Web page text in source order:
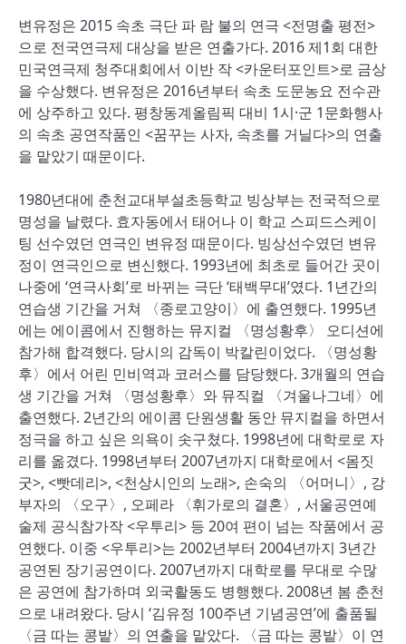
변유정은 2015 속초 극단 파 람 불의 연극 <전명출 평전>
으로 전국연극제 대상을 받은 연출가다. 2016 제1회 대한
민국연극제 청주대회에서 이반 작 <카운터포인트>로 금상
을 수상했다. 변유정은 2016년부터 속초 도문농요 전수관
에 상주하고 있다. 평창동계올림픽 대비 1시·군 1문화행사
의 속초 공연작품인 <꿈꾸는 사자, 속초를 거닐다>의 연출
을 맡았기 때문이다.
1980년대에 춘천교대부설초등학교 빙상부는 전국적으로
명성을 날렸다. 효자동에서 태어나 이 학교 스피드스케이
팅 선수였던 연극인 변유정 때문이다. 빙상선수였던 변유
정이 연극인으로 변신했다. 1993년에 최초로 들어간 곳이
나중에 ‘연극사회’로 바뀌는 극단 ‘태백무대’였다. 1년간의
연습생 기간을 거쳐 〈종로고양이〉에 출연했다. 1995년
에는 에이콤에서 진행하는 뮤지컬 〈명성황후〉 오디션에
참가해 합격했다. 당시의 감독이 박칼린이었다. 〈명성황
후〉에서 어린 민비역과 코러스를 담당했다. 3개월의 연습
생 기간을 거쳐 〈명성황후〉와 뮤직컬 〈겨울나그네〉에
출연했다. 2년간의 에이콤 단원생활 동안 뮤지컬을 하면서
정극을 하고 싶은 의욕이 솟구쳤다. 1998년에 대학로로 자
리를 옮겼다. 1998년부터 2007년까지 대학로에서 <몸짓
굿>, <빳데리>, <천상시인의 노래>, 손숙의 〈어머니〉, 강
부자의 〈오구〉, 오페라 〈휘가로의 결혼〉, 서울공연예
술제 공식참가작 <우투리> 등 20여 편이 넘는 작품에서 공
연했다. 이중 <우투리>는 2002년부터 2004년까지 3년간
공연된 장기공연이다. 2007년까지 대학로를 무대로 수많
은 공연에 참가하며 외국활동도 병행했다. 2008년 봄 춘천
으로 내려왔다. 당시 ‘김유정 100주년 기념공연’에 출품될
〈금 따는 콩밭〉의 연출을 맡았다. 〈금 따는 콩밭〉이 연